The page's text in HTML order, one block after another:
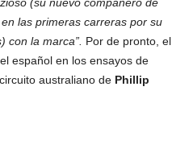
(su nuevo compañero de
las primeras carreras por su
con la marca”. Por de pronto, el
español en los ensayos de
australiano de Phillip